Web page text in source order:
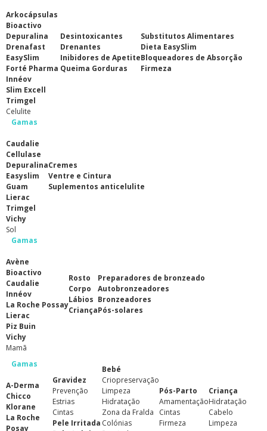
Arkocápsulas
Bioactivo
Depuralina
Drenafast
EasySlim
Forté Pharma
Innéov
Slim Excell
Trimgel
Desintoxicantes
Drenantes
Inibidores de Apetite
Queima Gorduras
Substitutos Alimentares
Dieta EasySlim
Bloqueadores de Absorção
Firmeza
Celulite
Gamas
Caudalie
Cellulase
Depuralina
Easyslim
Guam
Lierac
Trimgel
Vichy
Cremes
Ventre e Cintura
Suplementos anticelulite
Sol
Gamas
Avène
Bioactivo
Caudalie
Innéov
La Roche Possay
Lierac
Piz Buin
Vichy
Rosto
Corpo
Lábios
Criança
Preparadores de bronzeado
Autobronzeadores
Bronzeadores
Pós-solares
Mamã
Gamas
A-Derma
Chicco
Klorane
La Roche
Posay
Gravidez
Prevenção
Estrias
Cintas
Pele Irritada
Bebé
Criopreservação
Limpeza
Hidratação
Zona da Fralda
Colónias
Pós-Parto
Amamentação
Cintas
Firmeza
Criança
Hidratação
Cabelo
Limpeza